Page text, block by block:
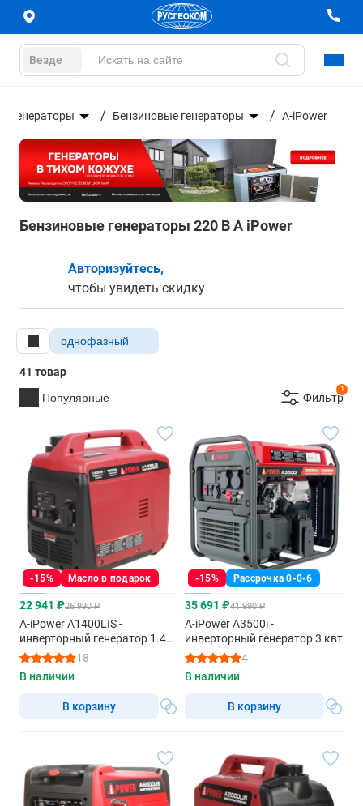
Везде
Генераторы Бензиновые генераторы A-iPower
Бензиновые генераторы 220 В A iPower
Авторизуйтесь,
чтобы увидеть скидку
однофазный
41 товар
Популярные
1
Фильтр
-15% Масло в подарок
22 941 ₽26 990 ₽
A-iPower A1400LIS -
инверторный генератор 1.4
квт
18
В наличии
В корзину
-15% Рассрочка 0-0-6
35 691 ₽41 990 ₽
A-iPower A3500i -
инверторный генератор 3 квт
4
В наличии
В корзину